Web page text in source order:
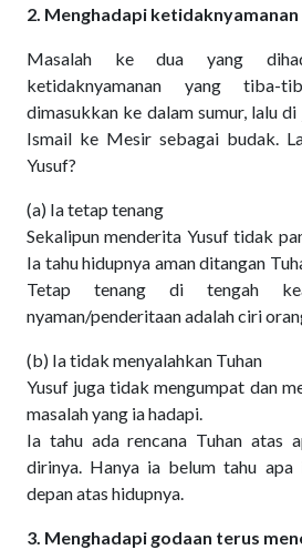
2. Menghadapi ketidaknyamanan
Masalah ke dua yang
ketidaknyamanan yang tiba-
dimasukkan ke dalam sumur, lalu
Ismail ke Mesir sebagai budak.
Yusuf?
(a) Ia tetap tenang
Sekalipun menderita Yusuf tidak
Ia tahu hidupnya aman ditangan
Tetap tenang di tengah
nyaman/penderitaan adalah ciri
(b) Ia tidak menyalahkan Tuhan
Yusuf juga tidak mengumpat dan
masalah yang ia hadapi.
Ia tahu ada rencana Tuhan atas
dirinya. Hanya ia belum tahu apa
depan atas hidupnya.
3. Menghadapi godaan terus